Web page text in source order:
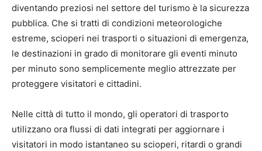
diventando preziosi nel settore del turismo è la sicurezza
pubblica. Che si tratti di condizioni meteorologiche
estreme, scioperi nei trasporti o situazioni di emergenza,
le destinazioni in grado di monitorare gli eventi minuto
per minuto sono semplicemente meglio attrezzate per
proteggere visitatori e cittadini.
Nelle città di tutto il mondo, gli operatori di trasporto
utilizzano ora flussi di dati integrati per aggiornare i
visitatori in modo istantaneo su scioperi, ritardi o grandi